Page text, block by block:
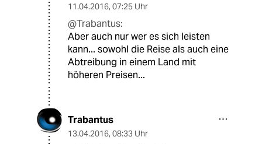
11.04.2016, 07:25 Uhr
@Trabantus:
Aber auch nur wer es sich leisten
kann... sowohl die Reise als auch eine
Abtreibung in einem Land mit
höheren Preisen...
Trabantus
13.04.2016, 08:33 Uhr